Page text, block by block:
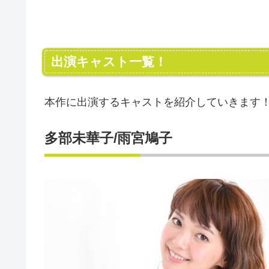
出演キャスト一覧！
本作に出演するキャストを紹介していきます
多部未華子/雨宮鳩子